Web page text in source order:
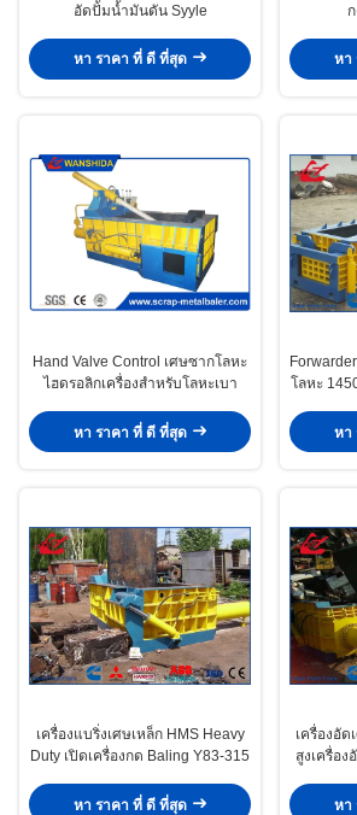
อัดปั้มน้ำมันดัน Syyle
หา ราคา ที่ ดี ที่สุด หา
Hand Valve Control เศษซากโลหะ
ไฮดรอลิกเครื่องสำหรับโลหะเบา
หา ราคา ที่ ดี ที่สุด
โลหะ
หา
เครื่องแบริ่งเศษเหล็ก HMS Heavy
Duty เปิดเครื่องกด Baling Y83-315
หา ราคา ที่ ดี ที่สุด
เครื่องอั
สูงเครื่อ
หา